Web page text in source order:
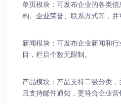
单页模块：可发布企业的各类
构、企业荣誉、联系方式等，并
新闻模块：可发布企业新闻和
目，栏目个数无限制。
产品模块：产品支持二级分类，
且支持邮件通知，更符合企业营